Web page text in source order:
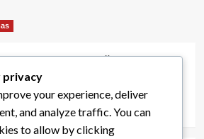
Punktu gūšana
Punktu gūšana telpu
gūšana sēdošajā volejbolā
2026
0
privacy
your experience, deliver
and analyze traffic. You can
to allow by clicking